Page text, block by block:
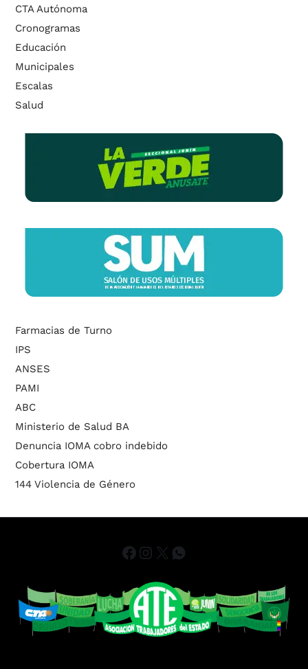
CTA Autónoma
Cronogramas
Educación
Municipales
Escalas
Salud
Farmacias de Turno
IPS
ANSES
PAMI
ABC
Ministerio de Salud BA
Denuncia IOMA cobro indebido
Cobertura IOMA
144 Violencia de Género